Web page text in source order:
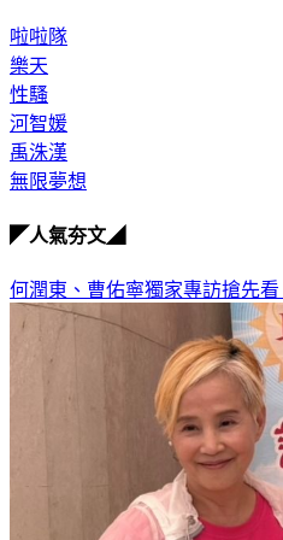
啦啦隊
樂天
性騷
河智媛
禹洙漢
無限夢想
◤人氣夯文◢
何潤東、曹佑寧獨家專訪搶先看